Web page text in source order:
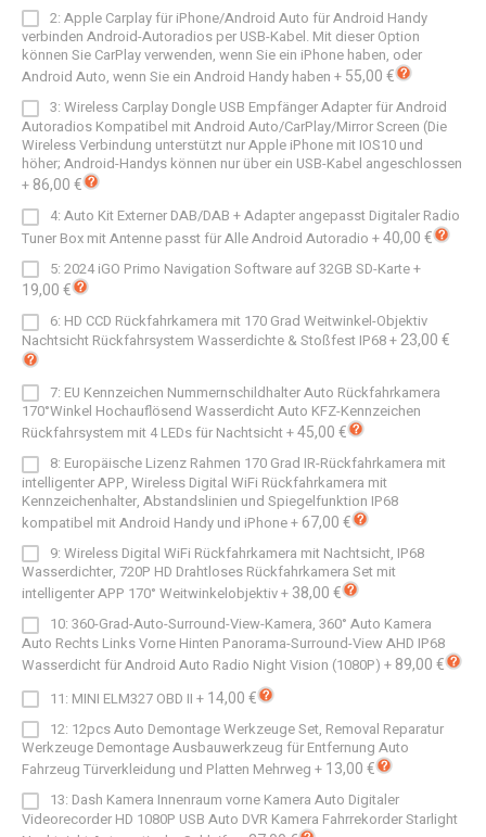
2: Apple Carplay für iPhone/Android Auto für Android Handy
verbinden Android-Autoradios per USB-Kabel. Mit dieser Option
können Sie CarPlay verwenden, wenn Sie ein iPhone haben, oder
Android Auto, wenn Sie ein Android Handy haben + 55,00 €
3: Wireless Carplay Dongle USB Empfänger Adapter für Android
Autoradios Kompatibel mit Android Auto/CarPlay/Mirror Screen (Die
Wireless Verbindung unterstützt nur Apple iPhone mit IOS10 und
höher; Android-Handys können nur über ein USB-Kabel angeschlossen
+ 86,00 €
4: Auto Kit Externer DAB/DAB + Adapter angepasst Digitaler Radio
Tuner Box mit Antenne passt für Alle Android Autoradio +40,00 €
5: 2024 iGO Primo Navigation Software auf 32GB SD-Karte+
19,00 €
6: HD CCD Rückfahrkamera mit 170 Grad Weitwinkel-Objektiv
Nachtsicht Rückfahrsystem Wasserdichte & Stoßfest IP68+23,00 €
7: EU Kennzeichen Nummernschildhalter Auto Rückfahrkamera
170°Winkel Hochauflösend Wasserdicht Auto KFZ-Kennzeichen
Rückfahrsystem mit 4 LEDs für Nachtsicht+45,00 €
8: Europäische Lizenz Rahmen 170 Grad IR-Rückfahrkamera mit
intelligenter APP, Wireless Digital WiFi Rückfahrkamera mit
Kennzeichenhalter, Abstandslinien und Spiegelfunktion IP68
kompatibel mit Android Handy und iPhone+67,00 €
9: Wireless Digital WiFi Rückfahrkamera mit Nachtsicht, IP68
Wasserdichter, 720P HD Drahtloses Rückfahrkamera Set mit
intelligenter APP 170° Weitwinkelobjektiv+ 38,00 €
10: 360-Grad-Auto-Surround-View-Kamera, 360° Auto Kamera
Auto Rechts Links Vorne Hinten Panorama-Surround-View AHD IP68
Wasserdicht für Android Auto Radio Night Vision (1080P) + 89,00 €
11: MINI ELM327 OBD II + 14,00 €
12: 12pcs Auto Demontage Werkzeuge Set, Removal Reparatur
Werkzeuge Demontage Ausbauwerkzeug für Entfernung Auto
Fahrzeug Türverkleidung und Platten Mehrweg + 13,00 €
13: Dash Kamera Innenraum vorne Kamera Auto Digitaler
Videorecorder HD 1080P USB Auto DVR Kamera Fahrrekorder Starlight